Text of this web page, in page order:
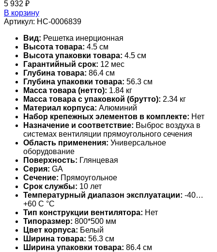
5 932 ₽
В корзину
Артикул: НС-0006839
Вид: Решетка инерционная
Высота товара: 4.5 см
Высота упаковки товара: 4.5 см
Гарантийный срок: 12 мес
Глубина товара: 86.4 см
Глубина упаковки товара: 56.3 см
Масса товара (нетто): 1.84 кг
Масса товара с упаковкой (брутто): 2.34 кг
Материал корпуса: Алюминий
Набор крепежных элементов в комплекте: Нет
Назначение и соответствие: Выброс воздуха в
системах вентиляции прямоугольного сечения
Область применения: Универсальное
оборудование
Поверхность: Глянцевая
Серия: GA
Сечение: Прямоугольное
Срок службы: 10 лет
Температурный диапазон эксплуатации: -40…
+60 С °С
Тип конструкции вентилятора: Нет
Типоразмер: 800*500 мм
Цвет корпуса: Белый
Ширина товара: 56.3 см
Ширина упаковки товара: 86.4 см